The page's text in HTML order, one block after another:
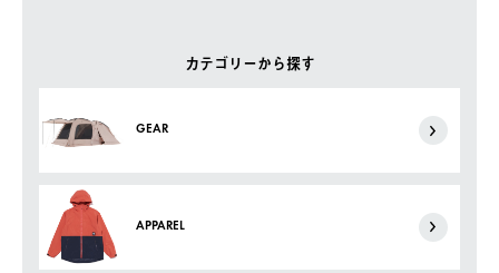
カテゴリーから探す
GEAR
APPAREL